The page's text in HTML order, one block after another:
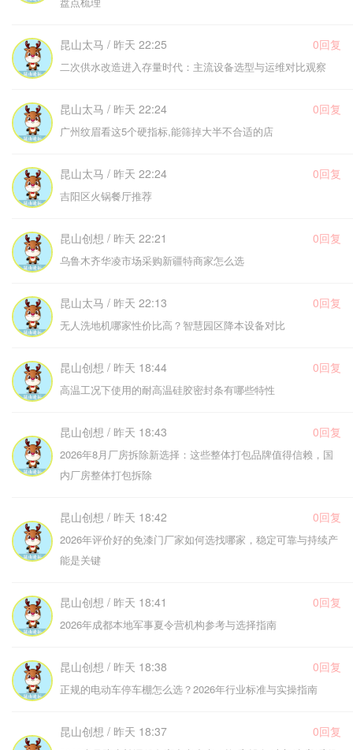
昆山太马 / 昨天 22:25 0回复
二次供水改造进入存量时代：主流设备选型与运维对比观察
昆山太马 / 昨天 22:24 0回复
广州纹眉看这5个硬指标,能筛掉大半不合适的店
昆山太马 / 昨天 22:24 0回复
吉阳区火锅餐厅推荐
昆山创想 / 昨天 22:21 0回复
乌鲁木齐华凌市场采购新疆特商家怎么选
昆山太马 / 昨天 22:13 0回复
无人洗地机哪家性价比高？智慧园区降本设备对比
昆山创想 / 昨天 18:44 0回复
高温工况下使用的耐高温硅胶密封条有哪些特性
昆山创想 / 昨天 18:43 0回复
2026年8月厂房拆除新选择：这些整体打包品牌值得信赖，国
内厂房整体打包拆除
昆山创想 / 昨天 18:42 0回复
2026年评价好的免漆门厂家如何选找哪家，稳定可靠与持续产
能是关键
昆山创想 / 昨天 18:41 0回复
2026年成都本地军事夏令营机构参考与选择指南
昆山创想 / 昨天 18:38 0回复
正规的电动车停车棚怎么选？2026年行业标准与实操指南
昆山创想 / 昨天 18:37 0回复